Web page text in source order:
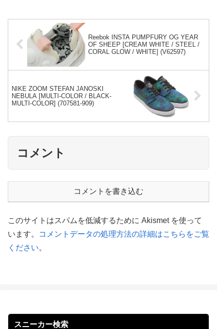
Reebok INSTA PUMPFURY OG YEAR
OF SHEEP [CREAM WHITE / STEEL /
CORAL GLOW / WHITE] (V62597)
NIKE ZOOM STEFAN JANOSKI
NEBULA [MULTI-COLOR / BLACK-
MULTI-COLOR] (707581-909)
コメント
コメントを書き込む
このサイトはスパムを低減するために Akismet を使って
います。
コメントデータの処理方法の詳細はこちらをご覧
ください。
スニーカー検索